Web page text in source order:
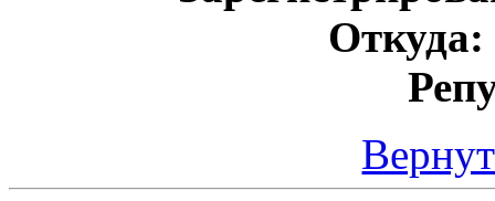
Откуда: